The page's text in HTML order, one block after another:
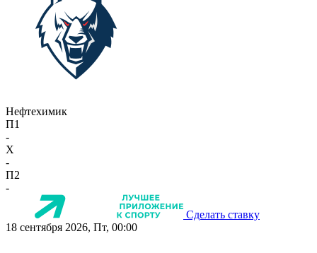
Нефтехимик
П1
-
X
-
П2
-
Сделать ставку
18 сентября 2026, Пт, 00:00